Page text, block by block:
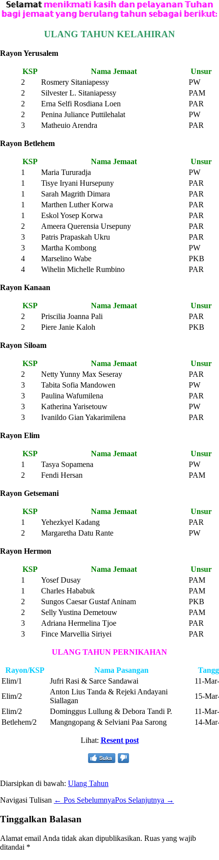
𝕊𝕖𝕝𝕒𝕞𝕒𝕥𝕞𝕖𝕟𝕚𝕜𝕞𝕒𝕥𝕚 𝕜𝕒𝕤𝕚𝕙 𝕕𝕒𝕟 𝕡𝕖𝕝𝕒𝕪𝕒𝕟𝕒𝕟 𝕋𝕦𝕙𝕒𝕟
𝕓𝕒𝕘𝕚 𝕛𝕖𝕞𝕒𝕒𝕥 𝕪𝕒𝕟𝕘 𝕓𝕖𝕣𝕦𝕝𝕒𝕟𝕘 𝕥𝕒𝕙𝕦𝕟 𝕤𝕖𝕓𝕒𝕘𝕒𝕚 𝕓𝕖𝕣𝕚𝕜𝕦𝕥:
ULANG TAHUN KELAHIRAN
Rayon Yerusalem
KSP Nama Jemaat
Unsur
2
Rosmery Sitaniapessy
PW
2
Silvester L. Sitaniapessy
PAM
2
Erna Selfi Rosdiana Loen
PAR
2
Penina Juliance Puttilehalat
PW
3
Matheuio Arendra PAR
Rayon Betlehem
KSP Nama Jemaat
Unsur
1
Maria Tururadja
PW
1
Tisye Iryani Hursepuny
PAR
1
Sarah Magrith Dimara
PAR
1
Marthen Luther Korwa
PAR
1
Eskol Yosep Korwa
PAR
2
Ameera Querensia Ursepuny
PAR
3
Patris Prapaskah Ukru
PAR
3
Martha Kombong
PW
4
Marselino Wabe
PKB
4
Wihelin Michelle Rumbino PAR
Rayon Kanaan
KSP Nama Jemaat
Unsur
2
Priscilia Joanna Pali
PAR
2
Piere Janie Kaloh PKB
Rayon Siloam
KSP Nama Jemaat
Unsur
2
Netty Yunny Max Seseray
PAR
3
Tabita Sofia Mandowen
PW
3
Paulina Wafumilena
PAR
3
Katherina Yarisetouw
PW
3
Ivanildo Gian Yakarimilena PAR
Rayon Elim
KSP Nama Jemaat
Unsur
1
Tasya Sopamena
PW
2
Fendi Hersan PAM
Rayon Getsemani
KSP Nama Jemaat
Unsur
1
Yehezkyel Kadang
PAR
2
Margaretha Datu Rante PW
Rayon Hermon
KSP Nama Jemaat
Unsur
1
Yosef Dusay
PAM
1
Charles Hababuk
PAM
2
Sungos Caesar Gustaf Aninam
PKB
2
Selly Yustina Demetouw
PAM
3
Adriana Hermelina Tjoe
PAR
3
Fince Marvellia Siriyei PAR
ULANG TAHUN PERNIKAHAN
Rayon/KSP Nama Pasangan
Elim/1
Jufri Rasi & Sarce Sandawai
11-
Elim/2
Anton Lius Tanda & Rejeki Andayani
Siallagan
15-
Elim/2
Dominggus Lullung & Debora Tandi P.
11-
Betlehem/2
Mangngopang & Selviani Paa Sarong 14-
Lihat: Resent post
Suka
Diarsipkan di bawah: Ulang Tahun
Navigasi Tulisan ← Pos SebelumnyaPos Selanjutnya →
Tinggalkan Balasan
Alamat email Anda tidak akan dipublikasikan. Ruas yang wajib
ditandai *